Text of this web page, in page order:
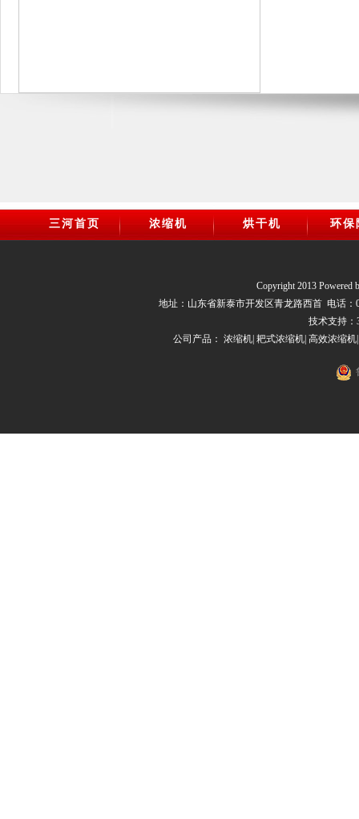
三河首页 浓缩机 烘干机 环保
Copyright 2013 Powered
地址：山东省新泰市开发区青龙路西首 电话：
技术支持
公司产品： 浓缩机 耙式浓缩机 高效浓缩机